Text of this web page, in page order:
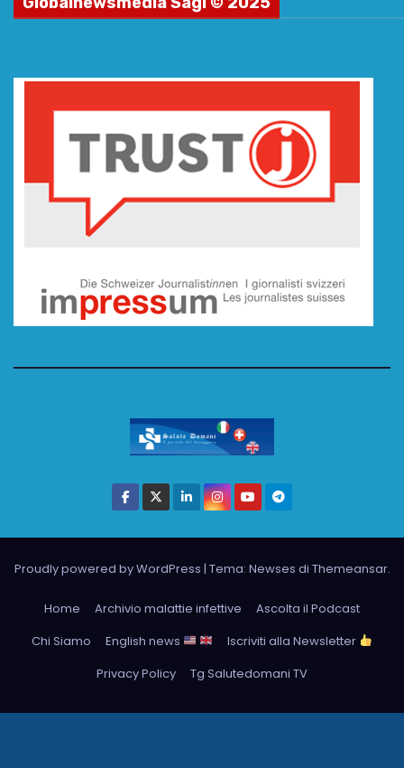
Proudly powered by WordPress | Tema: Newses di Themeansar.
Home Archivio malattie infettive
Ascolta il Podcast
Chi Siamo
English news
Iscriviti alla Newsletter
Privacy Policy
Tg Salutedomani TV